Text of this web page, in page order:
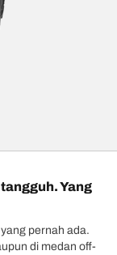
Yang
pernah ada.
di medan off-